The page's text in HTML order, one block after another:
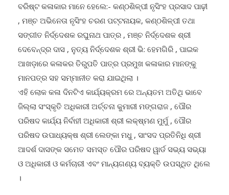
ବରିଷ୍ଟ କଳାକାର ମାନେ ହେଲେ:- କଣ୍ଠଶିଳ୍ପୀ ନୃସିଂହ ପ୍ରସାଦ ପାଢ଼ୀ
, ମଞ୍ଚ ଅଭିନେତା ନୃସିଂହ ଚରଣ ପଟ୍ଟନାୟକ, କଣ୍ଠଶିଳ୍ପୀ ତଥା
ସଙ୍ଗୀତ ନିର୍ଦ୍ଦେଶକ ରଘୁନାଥ ପାତ୍ର , ମଞ୍ଚ ନିର୍ଦ୍ଦେଶକ ଶ୍ରୀ
ଦେବେନ୍ଦ୍ର ଦାସ , ନୁତ୍ୟ ନିର୍ଦ୍ଦେଶକ ଶ୍ରୀ ଭି: ହେମଗିରି , ପାଇକ
ଆଖଡ଼ାରେ କଳାକର ତିରୁପତି ପାତ୍ର ପ୍ରମୁଖ କଳାକାର ମାନଙ୍କୁ
ମାନପତ୍ର ସହ ସମ୍ମାନୀତ କରା ଯାଇଥିଲା ।
ଏହି ଲୋକ କଳା ଦିନଟିଏ କାର୍ଯ୍ୟକ୍ରମ ରେ ଅନ୍ୟତମ ଅତିଥି ଭାବେ
ଜିଲ୍ଲା ସଂସ୍କୃତି ଅଧିକାରୀ ଅର୍ଚ୍ଚନା କୁମାରୀ ମଙ୍ଗରାଜ , ପୌର
ପରିଷଦ କାର୍ଯ୍ୟ ନିର୍ବାହୀ ଅଧିକାରୀ ଶ୍ରୀ ଲକ୍ଷ୍ମଣ ମୁର୍ମୁ , ପୌର
ପରିଷଦ ଉପାଧ୍ୟକ୍ଷ ଶ୍ରୀ ଲେଙ୍କା ମଧୁ , ସାଂସଦ ପ୍ରତିନିଧି ଶ୍ରୀ
ଆଦର୍ଶ ଦାସଙ୍କ ସମେତ ସମସ୍ତ ପୌର ପରିଷଦ ୱାର୍ଡ ସଭ୍ୟ ସଭ୍ୟା
ଓ ଅଧିକାରୀ ଓ କର୍ମଚାରୀ ଏବଂ ମାନ୍ୟଗଣ୍ୟ ବ୍ୟକ୍ତି ଉପସ୍ଥିତ ଥିଲେ
।